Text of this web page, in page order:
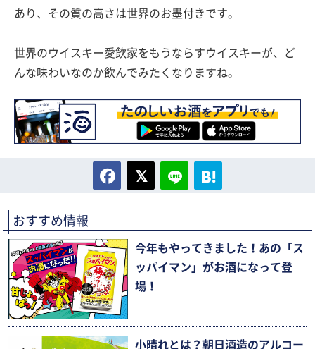
あり、その質の高さは世界のお墨付きです。
世界のウイスキー愛飲家をもうならすウイスキーが、ど
んな味わいなのか飲んでみたくなりますね。
おすすめ情報
今年もやってきました！あの「ス
ッパイマン」がお酒になって登
場！
小晴れとは？朝日酒造のアルコー